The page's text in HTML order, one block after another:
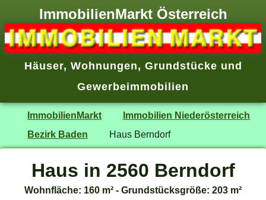
ImmobilienMarkt Österreich
Häuser, Wohnungen, Grundstücke und
Gewerbeimmobilien
ImmobilienMarkt
Immobilien Niederösterreich
Bezirk Baden
Haus Berndorf
Haus in 2560 Berndorf
Wohnfläche: 160 m² - Grundstücksgröße: 203 m²